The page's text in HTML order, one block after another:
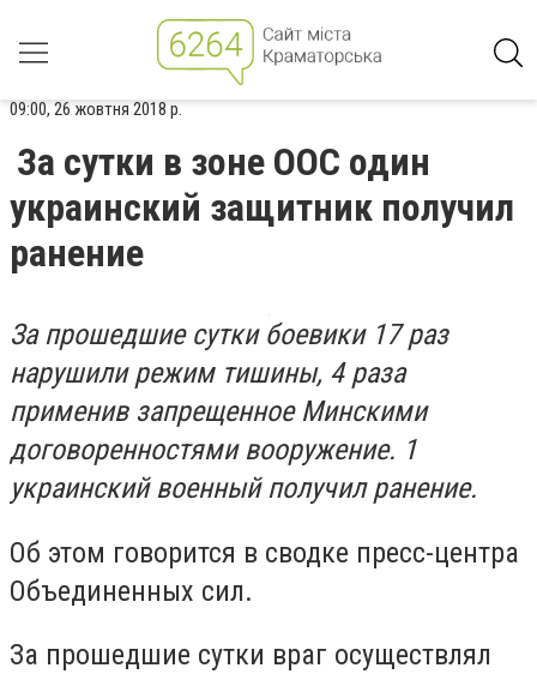
09:00, 26 жовтня 2018 р.
За сутки в зоне ООС один
украинский защитник получил
ранение
За прошедшие сутки боевики 17 раз
нарушили режим тишины, 4 раза
применив запрещенное Минскими
договоренностями вооружение. 1
украинский военный получил ранение.
Об этом говорится в сводке пресс-центра
Объединенных сил.
За прошедшие сутки враг осуществлял